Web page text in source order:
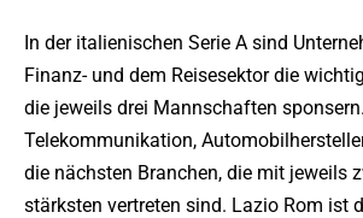
In der italienischen Serie A sind
Finanz- und dem Reisesektor die
die jeweils drei Mannschaften sponsern.
Telekommunikation,
die nächsten Branchen, die mit jeweils
stärksten vertreten sind. Lazio Rom ist